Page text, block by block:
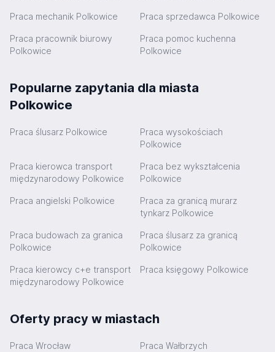
Praca mechanik Polkowice Praca sprzedawca Polkowice
Praca pracownik biurowy
Polkowice
Praca pomoc kuchenna
Polkowice
Popularne zapytania dla miasta
Polkowice
Praca ślusarz Polkowice
Praca wysokościach
Polkowice
Praca kierowca transport
międzynarodowy Polkowice
Praca bez wykształcenia
Polkowice
Praca angielski Polkowice
Praca za granicą murarz
tynkarz Polkowice
Praca budowach za granica
Polkowice
Praca ślusarz za granicą
Polkowice
Praca kierowcy c+e transport
międzynarodowy Polkowice
Praca księgowy Polkowice
Oferty pracy w miastach
Praca Wrocław Praca Wałbrzych